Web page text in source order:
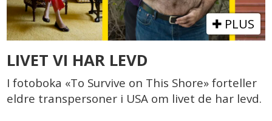
PLUS
LIVET VI HAR LEVD
I fotoboka «To Survive on This Shore» forteller
eldre transpersoner i USA om livet de har levd.